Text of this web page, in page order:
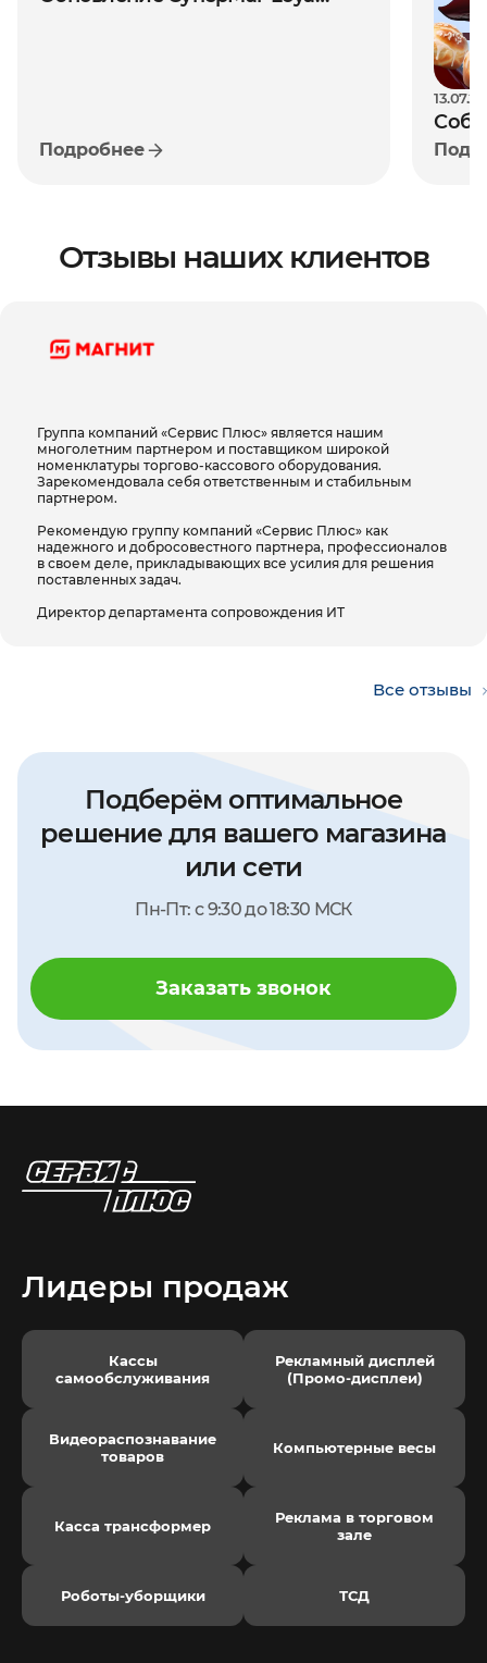
цветах, размеры составляют 460 х 170 х 100 мм,
что делает его идеальным выбором для любых
торговых точек. Гарантия производителя — 1 год.
профессиональной работы в сфере розничной
торговли и сервиса.
Подробнее
Отзывы наших клиентов
Группа компаний «Сервис Плюс» является нашим
многолетним партнером и поставщиком широкой
номенклатуры торгово-кассового оборудования.
Зарекомендовала себя ответственным и стабильным
партнером.
Рекомендую группу компаний «Сервис Плюс» как
надежного и добросовестного партнера, профессионалов
в своем деле, прикладывающих все усилия для решения
поставленных задач.
Директор департамента сопровождения ИТ
Все отзывы
Подберём оптимальное
решение для вашего магазина
или сети
Пн-Пт: с 9:30 до 18:30 МСК
Заказать звонок
Лидеры продаж
Кассы
самообслуживания
Рекламный дисплей
(Промо-дисплеи)
Видеораспознавание
товаров
Компьютерные весы
Касса трансформер
Реклама в торговом
зале
Роботы-уборщики ТСД